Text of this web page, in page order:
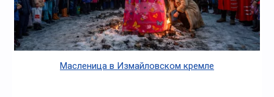
Масленица в Измайловском кремле